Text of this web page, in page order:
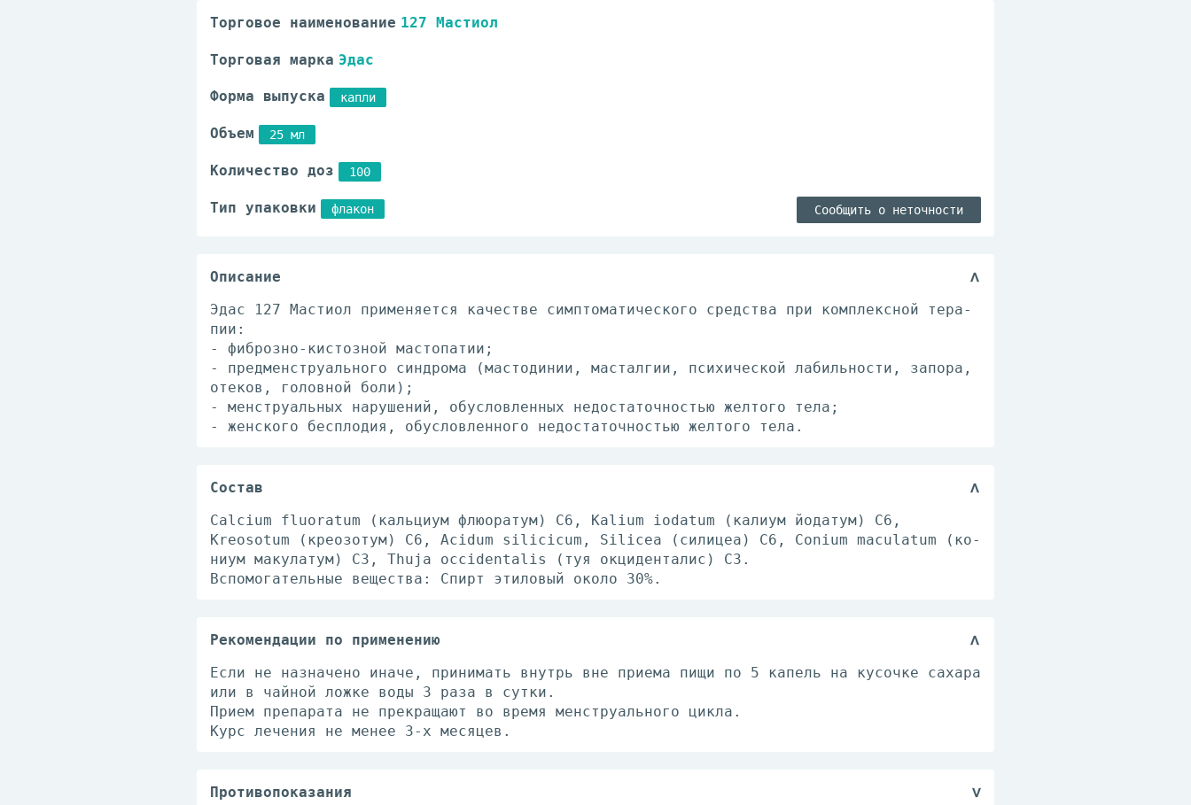
Торговое наименование 127 Мастиол
Торговая марка Эдас
Форма выпуска капли
Объем 25 мл
Количество доз 100
Тип упаковки флакон Сообщить о неточности
Описание
Эдас 127 Мастиол применяется ка­че­стве симп­то­ма­ти­че­ско­го сред­ства при ком­плекс­ной те­ра­
пии:
- фи­броз­но-ки­стоз­ной ма­сто­па­тии;
- пред­мен­стру­аль­но­го синд­ро­ма (ма­сто­ди­нии, ма­стал­гии, пси­хи­че­ской ла­биль­но­сти, за­по­ра,
оте­ков, го­лов­ной бо­ли);
- мен­стру­аль­ных на­ру­ше­ний, обу­слов­лен­ных не­до­ста­точ­но­стью жел­то­го те­ла;
- жен­ско­го бес­пло­дия, обу­слов­лен­но­го не­до­ста­точ­но­стью жел­то­го те­ла.
Состав
Calcium fluoratum (каль­ци­ум флю­о­ра­тум) С6, Kalium iodatum (ка­ли­ум йо­да­тум) С6,
Kreosotum (кре­о­зо­тум) С6, Acidum silicicum, Silicea (си­ли­цеа) С6, Conium maculatum (ко­
ни­ум ма­ку­ла­тум) С3, Thuja occidentalis (туя ок­ци­ден­та­лис) С3.
Вс­по­мо­га­тель­ные ве­ще­ства: Спирт эти­ло­вый око­ло 30%.
Рекомендации по применению
Если не назна­че­но ина­че, при­ни­мать внутрь вне прие­ма пи­щи по 5 ка­пель на ку­соч­ке са­ха­ра
или в чай­ной лож­ке во­ды 3 ра­за в сут­ки.
При­ем пре­па­ра­та не пре­кра­ща­ют во вре­мя мен­стру­аль­но­го цик­ла.
Курс ле­че­ния не ме­нее 3-х ме­ся­цев.
Противопоказания